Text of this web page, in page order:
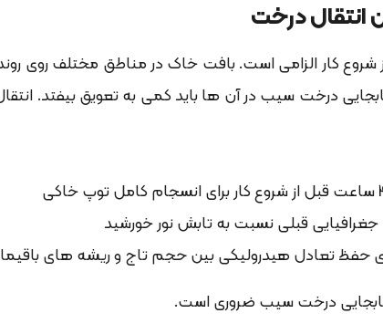
انتقال درخت
کار الزامی است. بافت خاک در مناطق مختلف روی
درخت سیب در آن ها باید کمی به تعویق بیفتد.
قبلی نسبت به تابش نور خورشید
تعادل هیدرولیکی بین حجم تاج و ریشه های
درخت سیب ضروری است.